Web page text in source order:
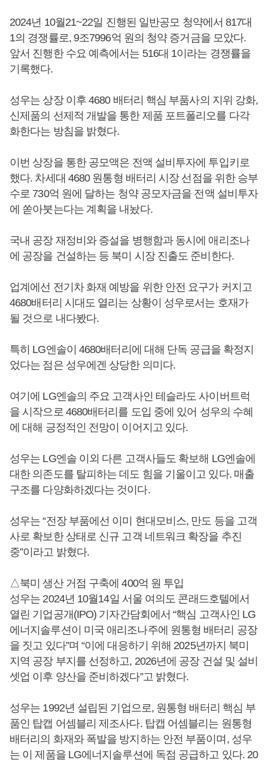
2024년 10월21~22일 진행된 일반공모 청약에서 817대
1의 경쟁률로, 9조7996억 원의 청약 증거금을 모았다.
앞서 진행한 수요 예측에서는 516대 1이라는 경쟁률을
기록했다.
성우는 상장 이후 4680 배터리 핵심 부품사의 지위 강화,
신제품의 선제적 개발을 통한 제품 포트폴리오를 다각
화한다는 방침을 밝혔다.
이번 상장을 통한 공모액은 전액 설비투자에 투입키로
했다. 차세대 4680 원통형 배터리 시장 선점을 위한 승부
수로 730억 원에 달하는 청약 공모자금을 전액 설비투자
에 쏟아붓는다는 계획을 내놨다.
국내 공장 재정비와 증설을 병행함과 동시에 애리조나
에 공장을 건설하는 등 북미 시장 진출도 준비한다.
업계에선 전기차 화재 예방을 위한 안전 요구가 커지고
4680배터리 시대도 열리는 상황이 성우로서는 호재가
될 것으로 내다봤다.
특히 LG엔솔이 4680배터리에 대해 단독 공급을 확정지
었다는 점은 성우에겐 상당한 의미다.
여기에 LG엔솔의 주요 고객사인 테슬라도 사이버트럭
을 시작으로 4680배터리를 도입 중에 있어 성우의 수혜
에 대해 긍정적인 전망이 이어지고 있다.
성우는 LG엔솔 이외 다른 고객사들도 확보해 LG엔솔에
대한 의존도를 탈피하는 데도 힘을 기울이고 있다. 매출
구조를 다양화하겠다는 것이다.
성우는 “전장 부품에선 이미 현대모비스, 만도 등을 고객
사로 확보한 상태로 신규 고객 네트워크 확장을 추진
중”이라고 밝혔다.
△북미 생산 거점 구축에 400억 원 투입
성우는 2024년 10월14일 서울 여의도 콘래드호텔에서
열린 기업공개(IPO) 기자간담회에서 “핵심 고객사인 LG
에너지솔루션이 미국 애리조나주에 원통형 배터리 공장
을 짓고 있다”며 “이에 대응하기 위해 2025년까지 북미
지역 공장 부지를 선정하고, 2026년에 공장 건설 및 설비
셋업 이후 양산을 준비하겠다”고 밝혔다.
성우는 1992년 설립된 기업으로, 원통형 배터리 핵심 부
품인 탑캡 어셈블리 제조사다. 탑캡 어셈블리는 원통형
배터리의 화재와 폭발을 방지하는 안전 부품이며, 성우
는 이 제품을 LG에너지솔루션에 독점 공급하고 있다. 20